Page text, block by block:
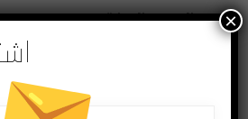
البوست السابق ×